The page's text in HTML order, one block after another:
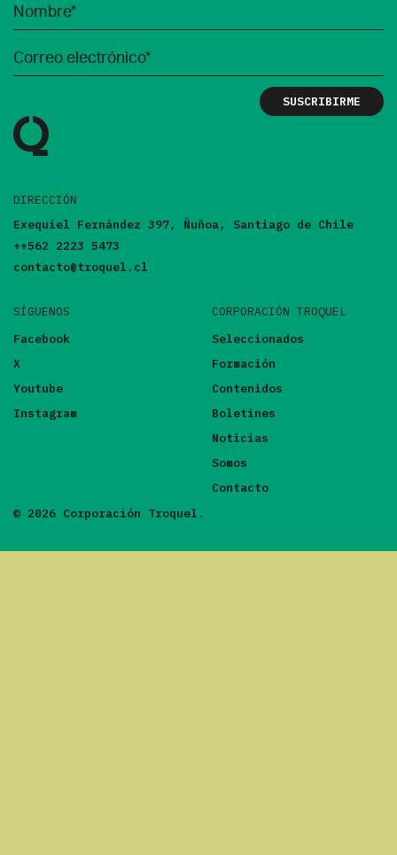
DIRECCIÓN
Exequiel Fernández 397, Ñuñoa, Santiago de Chile
++562 2223 5473
contacto@troquel.cl
SÍGUENOS
Facebook
X
Youtube
Instagram
CORPORACIÓN TROQUEL
Seleccionados
Formación
Contenidos
Boletines
Noticias
Somos
Contacto
© 2026 Corporación Troquel.